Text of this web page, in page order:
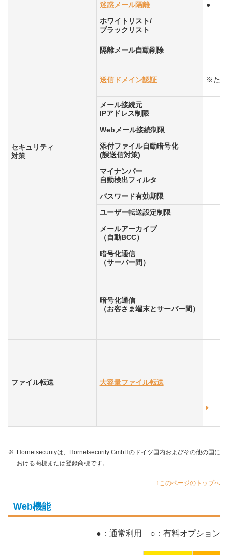
セキュリティ
対策
迷惑メール隔離
●
ホワイトリスト/
ブラックリスト
隔離メール自動削除
送信ドメイン認証 ※ただ
メール接続元
IPアドレス制限
Webメール接続制限
添付ファイル自動暗号化
(誤送信対策)
マイナンバー
自動検出フィルタ
パスワード有効期限
ユーザー転送設定制限
メールアーカイブ
（自動BCC）
暗号化通信
（サーバー間）
暗号化通信
（お客さま端末とサーバー間）
ファイル転送 大容量ファイル転送
※
Hornetsecurityは、Hornetsecurity GmbHのドイツ国内およびその他の国に
おける商標または登録商標です。
↑このページのトップへ
Web機能
●：通常利用 ○：有料オプション